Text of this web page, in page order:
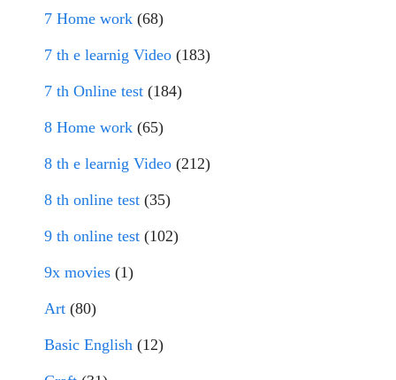
7 Home work (68)
7 th e learnig Video (183)
7 th Online test (184)
8 Home work (65)
8 th e learnig Video (212)
8 th online test (35)
9 th online test (102)
9x movies (1)
Art (80)
Basic English (12)